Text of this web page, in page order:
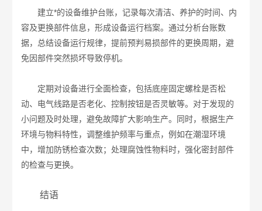
建立*的设备维护台账，记录每次清洁、养护的时间、内
容及更换部件信息，形成设备运行档案。通过分析台账数
据，总结设备运行规律，提前预判易损部件的更换周期，避
免因部件突然损坏导致停机。
定期对设备进行全面检查，包括底座固定螺栓是否松
动、电气线路是否老化、控制按钮是否灵敏等。对于发现的
小问题及时处理，避免故障扩大影响生产。同时，根据生产
环境与物料特性，调整维护频率与重点，例如在潮湿环境
中，增加防锈检查次数；处理腐蚀性物料时，强化密封部件
的检查与更换。
结语